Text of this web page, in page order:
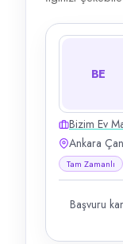
BE
Bizim Ev
Ankara
Tam Zamanlı
Başvuru